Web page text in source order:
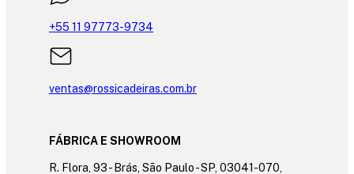
+55 11 97773-9734
ventas@rossicadeiras.com.br
FÁBRICA E SHOWROOM
R. Flora, 93 - Brás, São Paulo - SP, 03041-070,